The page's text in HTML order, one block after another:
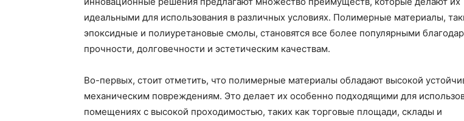
идеальными для использования в различных условиях. Полимерные материалы,
эпоксидные и полиуретановые смолы, становятся все более популярными
прочности, долговечности и эстетическим качествам.
Во-первых, стоит отметить, что полимерные материалы обладают высокой
механическим повреждениям. Это делает их особенно подходящими для
помещениях с высокой проходимостью, таких как торговые площади, склады и